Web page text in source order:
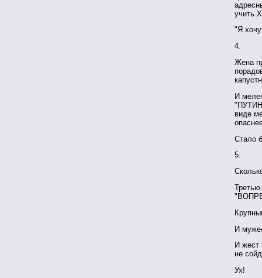
учить
"Я
4.
Жена
И
виде
Стало
5.
И
И жест
не
Ух!